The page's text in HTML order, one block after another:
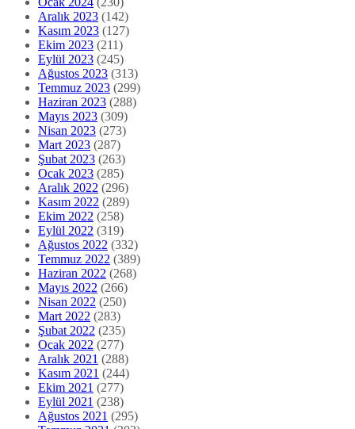
Aralık 2023 (142)
Kasım 2023 (127)
Ekim 2023 (211)
Eylül 2023 (245)
Ağustos 2023 (313)
Temmuz 2023 (299)
Haziran 2023 (288)
Mayıs 2023 (309)
Nisan 2023 (273)
Mart 2023 (287)
Şubat 2023 (263)
Ocak 2023 (285)
Aralık 2022 (296)
Kasım 2022 (289)
Ekim 2022 (258)
Eylül 2022 (319)
Ağustos 2022 (332)
Temmuz 2022 (389)
Haziran 2022 (268)
Mayıs 2022 (266)
Nisan 2022 (250)
Mart 2022 (283)
Şubat 2022 (235)
Ocak 2022 (277)
Aralık 2021 (288)
Kasım 2021 (244)
Ekim 2021 (277)
Eylül 2021 (238)
Ağustos 2021 (295)